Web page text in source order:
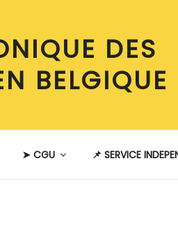
DES
BELGIQUE
➤ CGU 📌 SERVICE